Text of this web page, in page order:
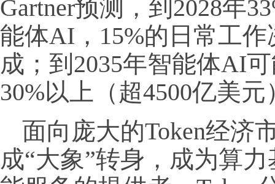
Gartner预测，到2028年
能体AI，15%的日常工
成；到2035年智能体AI
30%以上（超4500亿美元
面向庞大的Token经济
成“大象”转身，成为算